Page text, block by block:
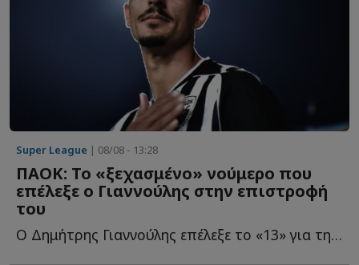
Super League | 08/08 - 13:28
ΠΑΟΚ: Το «ξεχασμένο» νούμερο που
επέλεξε ο Γιαννούλης στην επιστροφή
του
Ο Δημήτρης Γιαννούλης επέλεξε το «13» για τη δεύτερη θ...